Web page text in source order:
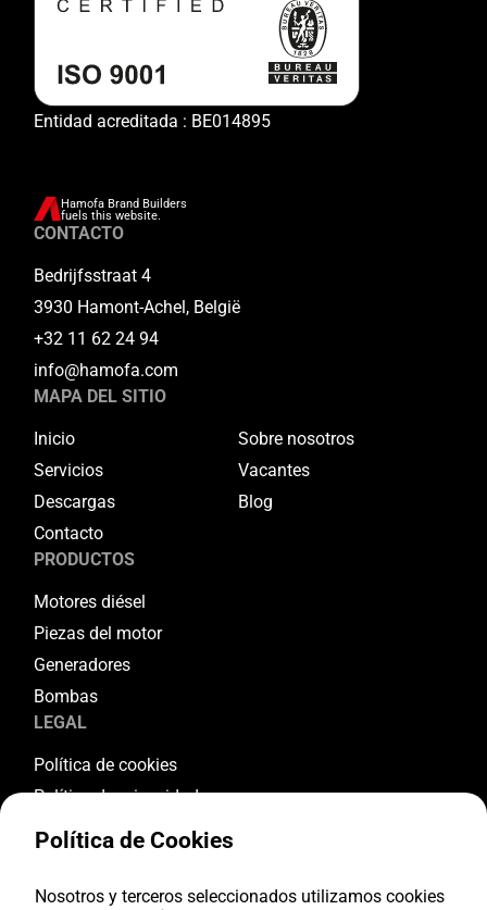
Entidad acreditada : BE014895
Hamofa Brand Builders
fuels this website.
CONTACTO
Bedrijfsstraat 4
3930 Hamont-Achel, België
+32 11 62 24 94
info@hamofa.com
MAPA DEL SITIO
Inicio
Sobre nosotros
Servicios
Vacantes
Descargas
Blog
Contacto
PRODUCTOS
Motores diésel
Piezas del motor
Generadores
Bombas
LEGAL
Política de cookies
Política de privacidad
Términos y condiciones
Condiciones de devolución
Política de Cookies
Nosotros y terceros seleccionados utilizamos cookies